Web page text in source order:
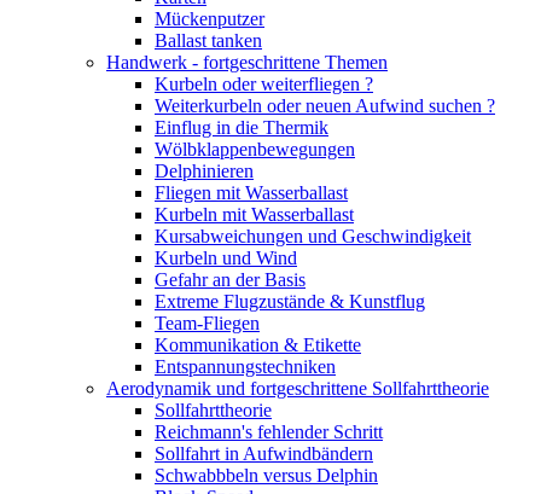
Mückenputzer
Ballast tanken
Handwerk - fortgeschrittene Themen
Kurbeln oder weiterfliegen ?
Weiterkurbeln oder neuen Aufwind suchen ?
Einflug in die Thermik
Wölbklappenbewegungen
Delphinieren
Fliegen mit Wasserballast
Kurbeln mit Wasserballast
Kursabweichungen und Geschwindigkeit
Kurbeln und Wind
Gefahr an der Basis
Extreme Flugzustände & Kunstflug
Team-Fliegen
Kommunikation & Etikette
Entspannungstechniken
Aerodynamik und fortgeschrittene Sollfahrttheorie
Sollfahrttheorie
Reichmann's fehlender Schritt
Sollfahrt in Aufwindbändern
Schwabbbeln versus Delphin